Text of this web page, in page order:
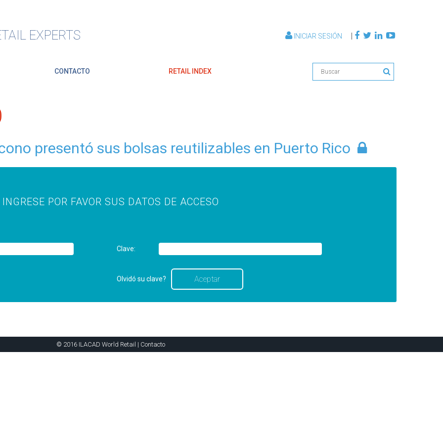
EXPERTS INICIAR SESIÓN |
CONTACTO RETAIL INDEX
presentó sus bolsas reutilizables en Puerto Rico
INGRESE POR FAVOR SUS DATOS DE ACCESO
Clave:
Olvidó su clave?
© 2016 ILACAD World Retail | Contacto